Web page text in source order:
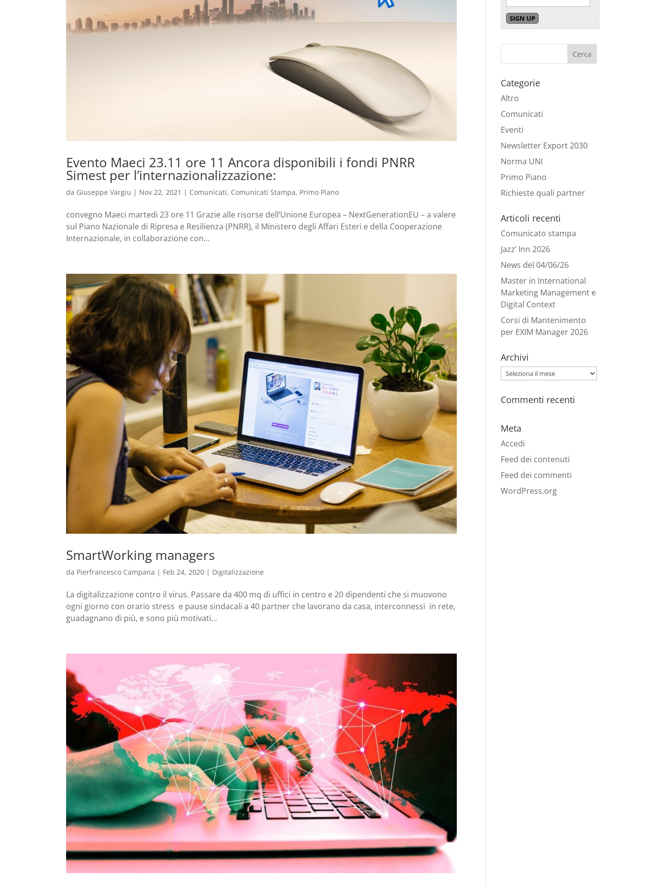
Evento Maeci 23.11 ore 11 Ancora disponibili i fondi PNRR
Simest per l’internazionalizzazione:
da Giuseppe Vargiu | Nov 22, 2021 | Comunicati, Comunicati Stampa, Primo Piano
convegno Maeci martedi 23 ore 11 Grazie alle risorse dell’Unione Europea – NextGenerationEU – a valere
sul Piano Nazionale di Ripresa e Resilienza (PNRR), il Ministero degli Affari Esteri e della Cooperazione
Internazionale, in collaborazione con...
SmartWorking managers
da Pierfrancesco Campana | Feb 24, 2020 | Digitalizzazione
La digitalizzazione contro il virus. Passare da 400 mq di uffici in centro e 20 dipendenti che si muovono
ogni giorno con orario stress e pause sindacali a 40 partner che lavorano da casa, interconnessi in rete,
guadagnano di più, e sono più motivati...
Categorie
Altro
Comunicati
Eventi
Newsletter Export 2030
Norma UNI
Primo Piano
Richieste quali partner
Articoli recenti
Comunicato stampa
Jazz’ Inn 2026
News del 04/06/26
Master in International
Marketing Management e
Digital Context
Corsi di Mantenimento
per EXIM Manager 2026
Archivi
Archivi
Commenti recenti
Meta
Accedi
Feed dei contenuti
Feed dei commenti
WordPress.org